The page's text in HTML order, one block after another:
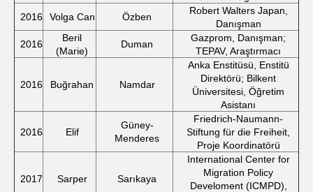
2016
Volga Can Özben
Robert Walters Japan,
Danışman
2016
Beril
(Marie)
Duman
Gazprom, Danışman;
TEPAV, Araştırmacı
2016 Buğrahan Namdar
Anka Enstitüsü, Enstitü
Direktörü; Bilkent
Üniversitesi, Öğretim
Asistanı
2016 Elif
Güney-
Menderes
Friedrich-Naumann-
Stiftung für die Freiheit,
Proje Koordinatörü
2017 Sarper Sarıkaya
International Center for
Migration Policy
Develoment (ICMPD),